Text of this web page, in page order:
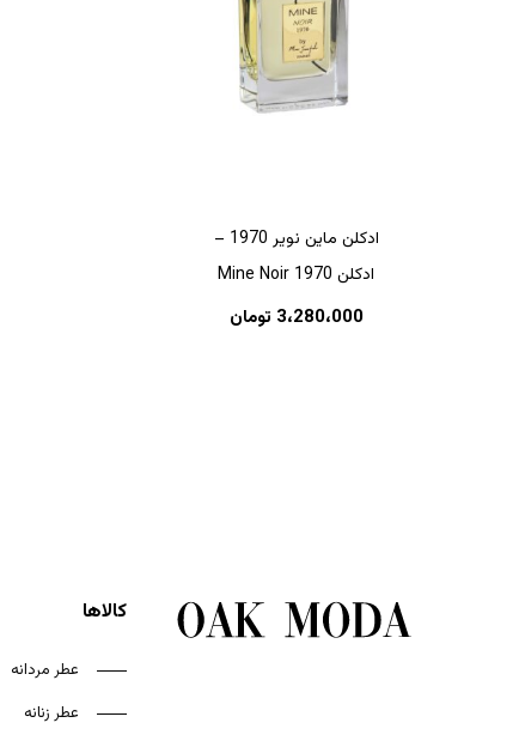
هیچ محصولی در سبد خرید نیست.
ادکلن ماین نویر 1970 –
ادکلن Mine Noir 1970
3،280،000 تومان
کالاها
عطر مردانه
عطر زنانه